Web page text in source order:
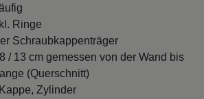
Ringe
Schraubkappenträger
/ 13 cm gemessen von der Wand bis
(Querschnitt)
Zylinder